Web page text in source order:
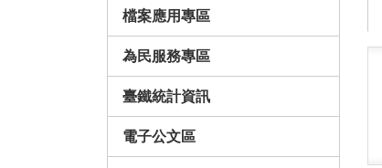
檔案應用專區
為民服務專區
臺鐵統計資訊
電子公文區